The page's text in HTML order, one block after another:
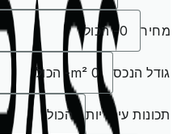
מחיר 0
- הכול
גודל הנכס 0 m²
- הכול
תכונות עיקריות הכול